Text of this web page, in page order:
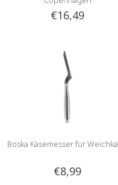
€16,49
Boska Käsemesser für
€8,99